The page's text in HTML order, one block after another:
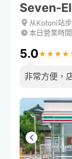
Seven-
从Kotoni站
本日營業時間
5.0★ ★ ★ ★
★ ★ ★ ★
非常方便，